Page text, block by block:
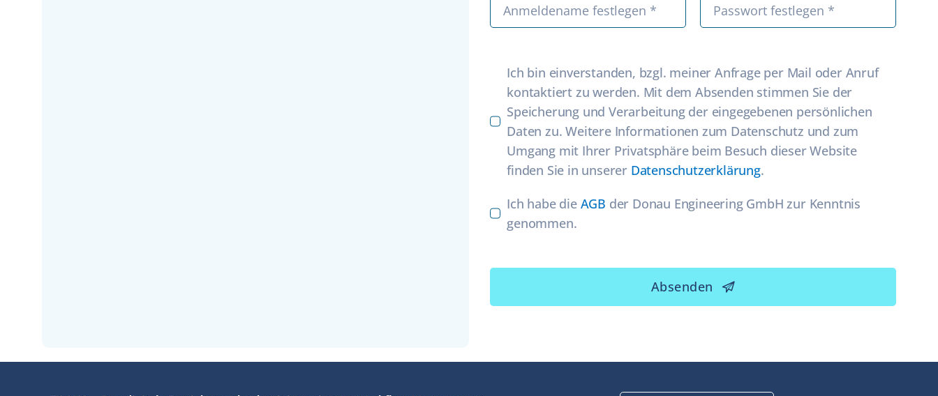
Ich bin einverstanden, bzgl. meiner Anfrage per Mail oder Anruf
kontaktiert zu werden. Mit dem Absenden stimmen Sie der
Speicherung und Verarbeitung der eingegebenen persönlichen
Daten zu. Weitere Informationen zum Datenschutz und zum
Umgang mit Ihrer Privatsphäre beim Besuch dieser Website
finden Sie in unserer Datenschutzerklärung.
Ich habe die AGB der Donau Engineering GmbH zur Kenntnis
genommen.
Absenden